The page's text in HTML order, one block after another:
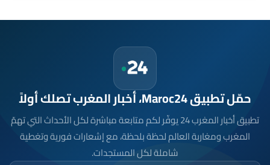
حمّل تطبيق Maroc24، أخبار المغرب تصلك أولاً
تطبيق أخبار المغرب 24 يوفّر لكم متابعة مباشرة لكل الأحداث التي تهمّ
المغرب ومغاربة العالم لحظة بلحظة، مع إشعارات فورية وتغطية
شاملة لكل المستجدات.